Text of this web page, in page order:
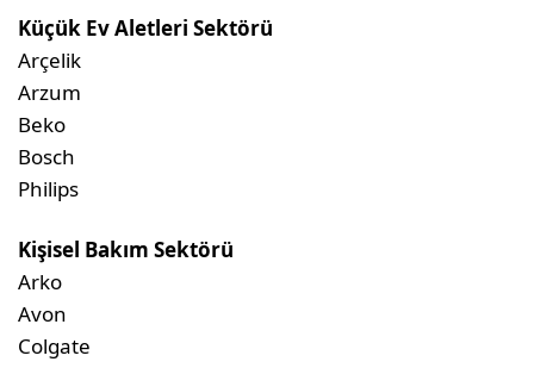
Küçük Ev Aletleri Sektörü
Arçelik
Arzum
Beko
Bosch
Philips
Kişisel Bakım Sektörü
Arko
Avon
Colgate